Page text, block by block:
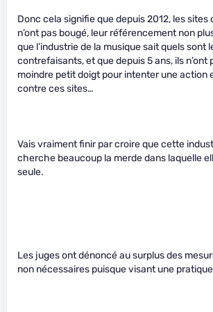
Donc cela signifie que depuis 2012, les
n’ont pas bougé, leur référencement non
que l’industrie de la musique sait quels sont
contrefaisants, et que depuis 5 ans, ils n’ont
moindre petit doigt pour intenter une action
contre ces sites…
Vais vraiment finir par croire que cette
cherche beaucoup la merde dans laquelle
seule.
Les juges ont dénoncé au surplus des
non nécessaires puisque visant une